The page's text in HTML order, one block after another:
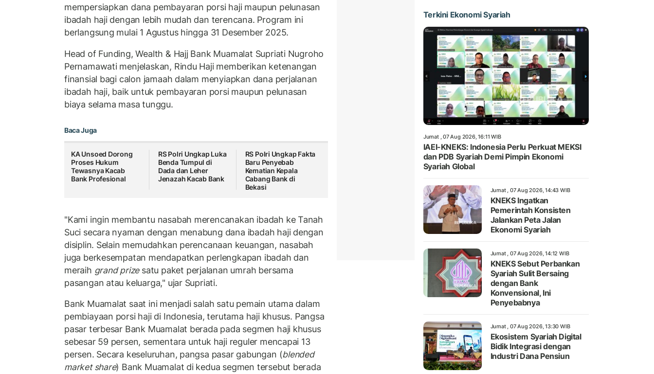
mempersiapkan dana pembayaran porsi haji maupun pelunasan
ibadah haji dengan lebih mudah dan terencana. Program ini
berlangsung mulai 1 Agustus hingga 31 Desember 2025.
Head of Funding, Wealth & Hajj Bank Muamalat Supriati Nugroho
Pernamawati menjelaskan, Rindu Haji memberikan ketenangan
finansial bagi calon jamaah dalam menyiapkan dana perjalanan
ibadah haji, baik untuk pembayaran porsi maupun pelunasan
biaya selama masa tunggu.
Baca Juga
KA Unsoed Dorong
Proses Hukum
Tewasnya Kacab
Bank Profesional
RS Polri Ungkap Luka
Benda Tumpul di
Dada dan Leher
Jenazah Kacab Bank
RS Polri Ungkap Fakta
Baru Penyebab
Kematian Kepala
Cabang Bank di
Bekasi
"Kami ingin membantu nasabah merencanakan ibadah ke Tanah
Suci secara nyaman dengan menabung dana ibadah haji dengan
disiplin. Selain memudahkan perencanaan keuangan, nasabah
juga berkesempatan mendapatkan perlengkapan ibadah dan
meraih grand prizesatu paket perjalanan umrah bersama
pasangan atau keluarga," ujar Supriati.
Bank Muamalat saat ini menjadi salah satu pemain utama dalam
pembiayaan porsi haji di Indonesia, terutama haji khusus. Pangsa
pasar terbesar Bank Muamalat berada pada segmen haji khusus
sebesar 59 persen, sementara untuk haji reguler mencapai 13
persen. Secara keseluruhan, pangsa pasar gabungan (blended
market share) Bank Muamalat di kedua segmen tersebut berada
Terkini Ekonomi Syariah
Jumat , 07 Aug 2026, 16:11 WIB
IAEI-KNEKS: Indonesia Perlu Perkuat MEKSI
dan PDB Syariah Demi Pimpin Ekonomi
Syariah Global
Jumat , 07 Aug 2026, 14:43 WIB
KNEKS Ingatkan
Pemerintah Konsisten
Jalankan Peta Jalan
Ekonomi Syariah
Jumat , 07 Aug 2026, 14:12 WIB
KNEKS Sebut Perbankan
Syariah Sulit Bersaing
dengan Bank
Konvensional, Ini
Penyebabnya
Jumat , 07 Aug 2026, 13:30 WIB
Ekosistem Syariah Digital
Bidik Integrasi dengan
Industri Dana Pensiun